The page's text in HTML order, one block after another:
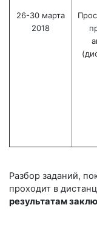
26-30 марта
2018
Разбор заданий,
проходит в
результатам